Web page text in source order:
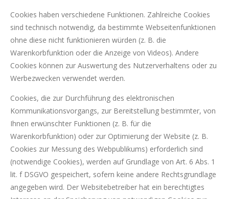
Cookies haben verschiedene Funktionen. Zahlreiche Cookies
sind technisch notwendig, da bestimmte Webseitenfunktionen
ohne diese nicht funktionieren würden (z. B. die
Warenkorbfunktion oder die Anzeige von Videos). Andere
Cookies können zur Auswertung des Nutzerverhaltens oder zu
Werbezwecken verwendet werden.
Cookies, die zur Durchführung des elektronischen
Kommunikationsvorgangs, zur Bereitstellung bestimmter, von
Ihnen erwünschter Funktionen (z. B. für die
Warenkorbfunktion) oder zur Optimierung der Website (z. B.
Cookies zur Messung des Webpublikums) erforderlich sind
(notwendige Cookies), werden auf Grundlage von Art. 6 Abs. 1
lit. f DSGVO gespeichert, sofern keine andere Rechtsgrundlage
angegeben wird. Der Websitebetreiber hat ein berechtigtes